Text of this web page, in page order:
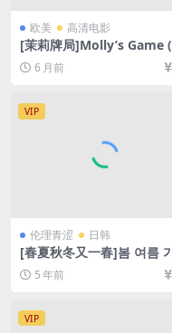
欧美 高清电影
[茉莉牌局]Molly’s Game
17)[百度网盘+夸克网盘
超清未删减资源][网盘在线
放/下载][MP4/9GB][中英
幕]
6 月前
VIP
伦理青涩 日韩
[春夏秋冬又一春]봄 여름
겨울 그리고 봄 (2003)[百度
盘+迅雷云盘资源1080P超
字]
5 年前
VIP